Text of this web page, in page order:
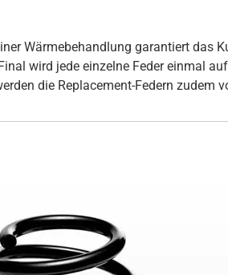
Wärmebehandlung garantiert das
wird jede einzelne Feder einmal
die Replacement-Federn